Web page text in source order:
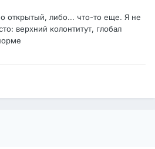
открытый, либо... что-то еще. Я не
верхний колонтитут, глобал